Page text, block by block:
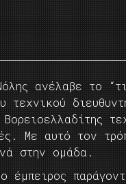
ανέλαβε το
τεχνικού
Με αυτό τον
στην ομάδα.
έμπειρος